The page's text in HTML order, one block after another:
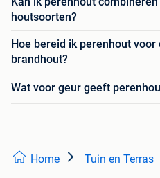
houtsoorten?
Hoe bereid ik perenhout
brandhout?
Wat voor geur geeft
Home Tuin en Terras